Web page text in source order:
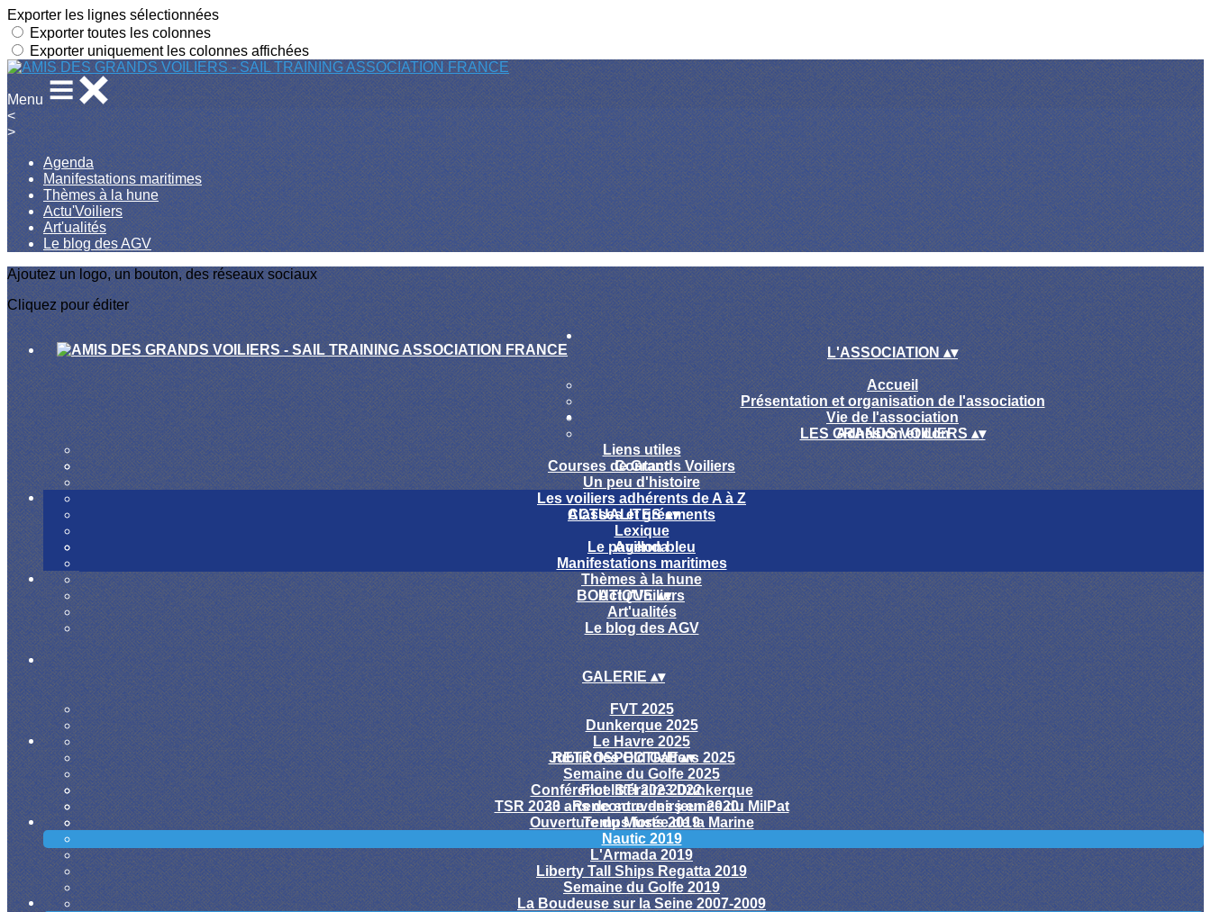
Exporter les lignes sélectionnées
Exporter toutes les colonnes
Exporter uniquement les colonnes affichées
Menu
<
>
Agenda
Manifestations maritimes
Thèmes à la hune
Actu'Voiliers
Art'ualités
Le blog des AGV
Ajoutez un logo, un bouton, des réseaux sociaux
Cliquez pour éditer
L'ASSOCIATION ▴▾
Accueil
Présentation et organisation de l'association
Vie de l'association
Adhésion et don
Liens utiles
Contact
LES GRANDS VOILIERS▴▾
Courses de Grands Voiliers
Un peu d'histoire
Les voiliers adhérents de A à Z
Classes et gréements
Lexique
Le pavillon bleu
ACTUALITES▴▾
Agenda
Manifestations maritimes
Thèmes à la hune
Actu'Voiliers
Art'ualités
Le blog des AGV
BOUTIQUE▴▾
GALERIE▴▾
FVT 2025
Dunkerque 2025
Le Havre 2025
Jublié des Old Gaffers 2025
Semaine du Golfe 2025
Conférence STI 2023 Dunkerque
TSR 2023 - Rencontre des jeunes du MilPat
Ouverture du Musée de la Marine
Nautic 2019
L'Armada 2019
Liberty Tall Ships Regatta 2019
Semaine du Golfe 2019
La Boudeuse sur la Seine 2007-2009
RETROSPECTIVE▴▾
Flot littéraire 2022
30 ans de souvenirs en 2020
Temps forts 2019